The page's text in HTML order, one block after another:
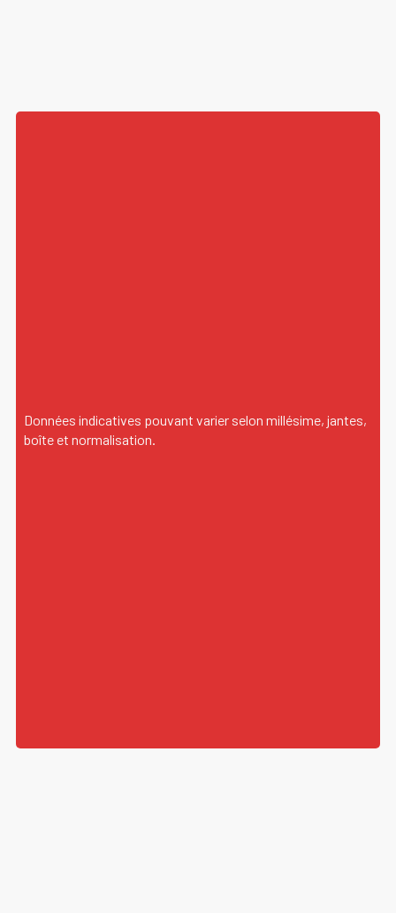
Données indicatives pouvant varier selon millésime, jantes,
boîte et normalisation.